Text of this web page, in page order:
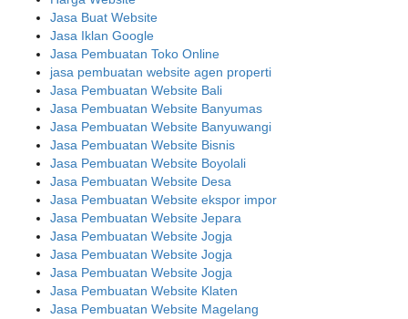
Jasa Buat Website
Jasa Iklan Google
Jasa Pembuatan Toko Online
jasa pembuatan website agen properti
Jasa Pembuatan Website Bali
Jasa Pembuatan Website Banyumas
Jasa Pembuatan Website Banyuwangi
Jasa Pembuatan Website Bisnis
Jasa Pembuatan Website Boyolali
Jasa Pembuatan Website Desa
Jasa Pembuatan Website ekspor impor
Jasa Pembuatan Website Jepara
Jasa Pembuatan Website Jogja
Jasa Pembuatan Website Jogja
Jasa Pembuatan Website Jogja
Jasa Pembuatan Website Klaten
Jasa Pembuatan Website Magelang